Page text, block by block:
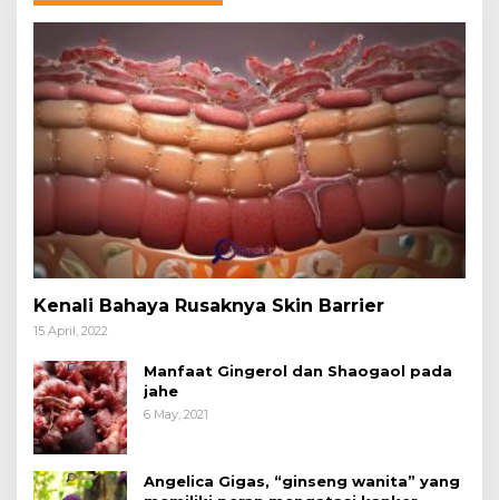
Kenali Bahaya Rusaknya Skin Barrier
15 April, 2022
Manfaat Gingerol dan Shaogaol pada
jahe
6 May, 2021
Angelica Gigas, “ginseng wanita” yang